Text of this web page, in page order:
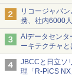
代理店などが
リコージャパ
携、社内6000
商談記録 for
AIデータセンタ
ーキテクチャと
JBCCと日立ソ
理「R-PiCS